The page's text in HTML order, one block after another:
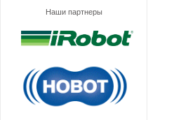
Наши партнеры